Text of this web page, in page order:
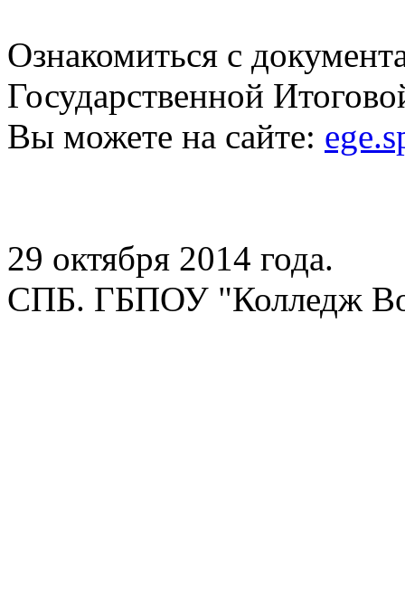
Ознакомиться с
Государственной
Вы можете на сайте:
29 октября 2014 года.
СПБ. ГБПОУ "Колледж